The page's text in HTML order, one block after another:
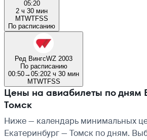
05:20
2 ч 30 мин
MTWTFSS
По расписанию
Ред ВингсWZ 2003
По расписанию
00:50→05:202 ч 30 мин
MTWTFSS
Цены на авиабилеты по дням
Томск
Ниже — календарь минимальных
Екатеринбург — Томск по дням.